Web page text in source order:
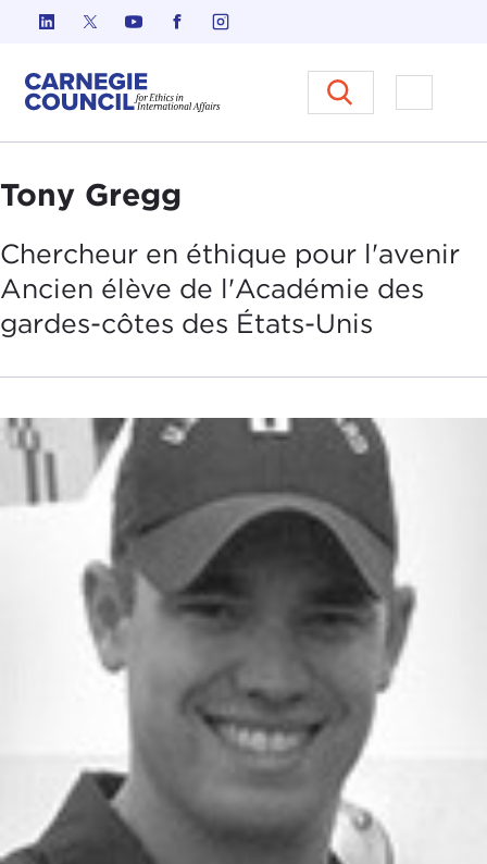
Skip to content
Carnegie Council sur
Ouvrir
Tony Gregg
Chercheur en éthique pour l'avenir
Ancien élève de l'Académie des
gardes-côtes des États-Unis